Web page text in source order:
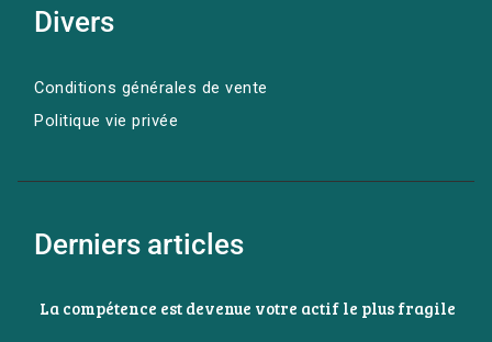
Divers
Conditions générales de vente
Politique vie privée
Derniers articles
La compétence est devenue votre actif le plus fragile